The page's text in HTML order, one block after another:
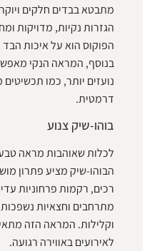
מתבטא בבדים חלקים
הגזרות נקיות, מדויקות
הפוקוס הוא על איכות
בנוסף, המראה הנקי
נועזים יותר, כמו
דרמטית.
בוהו-שיק צנוע
לכלות שאוהבות מראה
הבוהו-שיק מציע פתרון
רכים, רקמות פרחוניות
מתרחבים וחצאיות
וקלילות. המראה הזה
לאירועים באווירה רגועה.